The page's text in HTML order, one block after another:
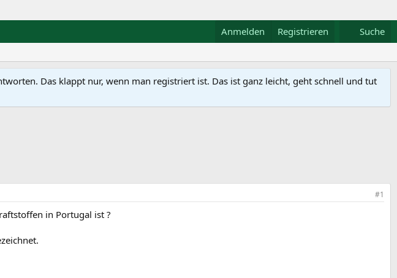
Anmelden Registrieren Suche
Das klappt nur, wenn man registriert ist. Das ist ganz leicht, geht schnell und tut
#1
in Portugal ist ?